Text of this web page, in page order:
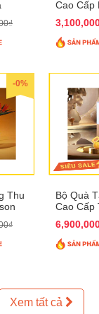
Cao Cấp
-0%
Thu
Bộ Quà
Cao Cấp
Xem tất cả